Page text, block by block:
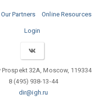
Our Partners Online Resources
Login
Prospekt 32A, Moscow, 119334
8 (495) 938-13-44
dir@igh.ru